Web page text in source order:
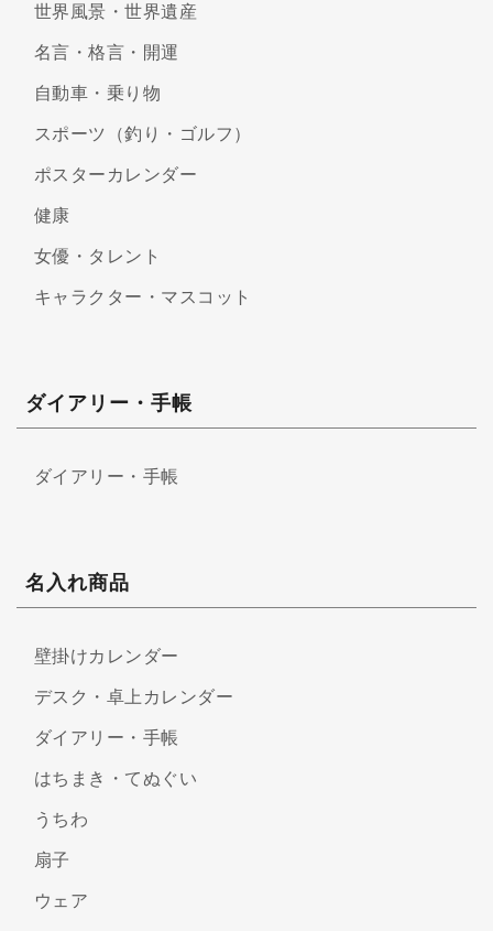
世界風景・世界遺産
名言・格言・開運
自動車・乗り物
スポーツ（釣り・ゴルフ）
ポスターカレンダー
健康
女優・タレント
キャラクター・マスコット
ダイアリー・手帳
ダイアリー・手帳
名入れ商品
壁掛けカレンダー
デスク・卓上カレンダー
ダイアリー・手帳
はちまき・てぬぐい
うちわ
扇子
ウェア